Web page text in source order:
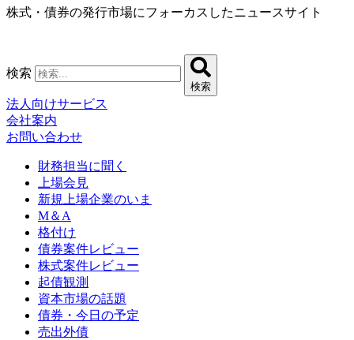
コ
ツ
に
ス
キ
ッ
株式・債券の発行市場にフォーカスしたニュースサイト
検索
検索
法人向けサービス
会社案内
お問い合わせ
財務担当に聞く
上場会見
新規上場企業のいま
M＆A
格付け
債券案件レビュー
株式案件レビュー
起債観測
資本市場の話題
債券・今日の予定
売出外債